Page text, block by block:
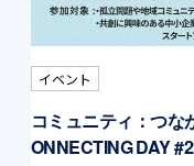
イベント
コミュニティ：つ
ONNECTING DAY